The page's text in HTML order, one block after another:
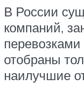
В России
компаний,
перевозками
отобраны
наилучшие